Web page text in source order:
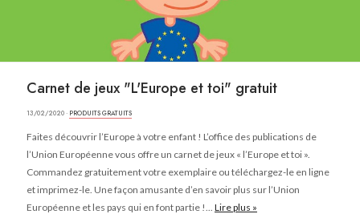
Carnet de jeux "L'Europe et toi" gratuit
13/02/2020 · PRODUITS GRATUITS
Faites découvrir l’Europe à votre enfant ! L’office des publications de
l’Union Européenne vous offre un carnet de jeux « l’Europe et toi ».
Commandez gratuitement votre exemplaire ou téléchargez-le en ligne
et imprimez-le. Une façon amusante d’en savoir plus sur l’Union
Européenne et les pays qui en font partie !... Lire plus »